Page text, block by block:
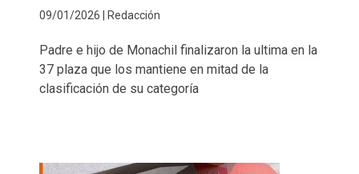
09/01/2026 | Redacción
Padre e hijo de Monachil finalizaron la ultima en la
37 plaza que los mantiene en mitad de la
clasificación de su categoría